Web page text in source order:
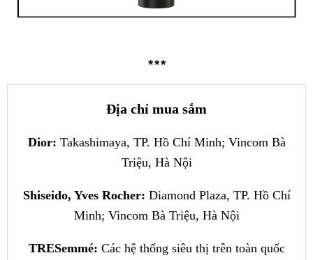
∗∗∗
Địa chỉ mua sắm
Dior: Takashimaya, TP. Hồ Chí Minh; Vincom Bà
Triệu, Hà Nội
Shiseido, Yves Rocher: Diamond Plaza, TP. Hồ Chí
Minh; Vincom Bà Triệu, Hà Nội
TRESemmé: Các hệ thống siêu thị trên toàn quốc